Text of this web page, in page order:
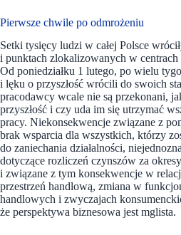
Pierwsze chwile po odmrożeniu
Setki tysięcy ludzi w całej Polsce
i punktach zlokalizowanych w
Od poniedziałku 1 lutego, po wielu
i lęku o przyszłość wrócili do swoich
pracodawcy wcale nie są przekonani,
przyszłość i czy uda im się utrzymać
pracy. Niekonsekwencje związane z
brak wsparcia dla wszystkich, którzy
do zaniechania działalności,
dotyczące rozliczeń czynszów za
i związane z tym konsekwencje w
przestrzeń handlową, zmiana w
handlowych i zwyczajach
że perspektywa biznesowa jest mglista.